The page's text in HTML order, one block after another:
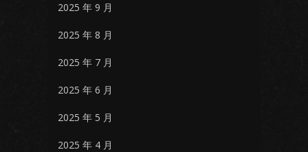
2025 年 9 月
2025 年 8 月
2025 年 7 月
2025 年 6 月
2025 年 5 月
2025 年 4 月